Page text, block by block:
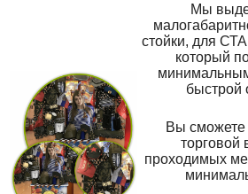
Мы
стойки, для
который
быстрой
Вы сможете
торговой
проходимых